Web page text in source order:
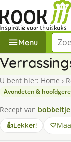
Menu
U bent hier: Home ›
Avondeten &
Recept van bobbeltje
👍Lekker!